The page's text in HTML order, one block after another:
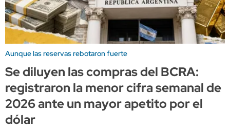
Aunque las reservas rebotaron fuerte
Se diluyen las compras del BCRA:
registraron la menor cifra semanal de
2026 ante un mayor apetito por el
dólar